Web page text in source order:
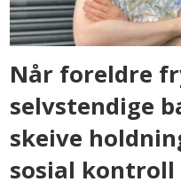
Når foreldre
selvstendige
skeive
sosial kontroll